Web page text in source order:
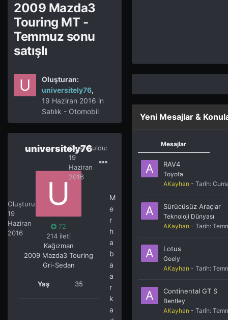
2009 Mazda3
Touring MT -
Temmuz sonu
satışlı
Oluşturan:
universitely76,
19 Haziran 2016 in
Satılık - Otomobil
universitely76
Oluşturuldu:
19
Haziran
2016
universitely76
72
214 ileti
Kağızman
2009 Mazda3 Touring
Gri-Sedan
Yaş 35
Oluşturuldu:
19
Haziran
2016
M
e
r
h
a
b
a
a
r
k
a
Yeni Mesajlar &
Mesajlar
RAV4
Toyota
AKayhan - Tarih:
Sürücüsüz Araçlar
Teknoloji Dünyası
AKayhan - Tarih:
Lotus
Geely
AKayhan - Tarih:
Continental GT S
Bentley
AKayhan - Tarih: